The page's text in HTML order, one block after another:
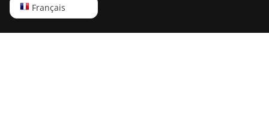
Français
English